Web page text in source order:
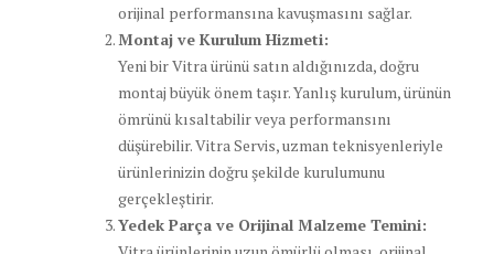
orijinal performansına kavuşmasını sağlar.
Montaj ve Kurulum Hizmeti:
Yeni bir Vitra ürünü satın aldığınızda, doğru
montaj büyük önem taşır. Yanlış kurulum, ürünün
ömrünü kısaltabilir veya performansını
düşürebilir. Vitra Servis, uzman teknisyenleriyle
ürünlerinizin doğru şekilde kurulumunu
gerçekleştirir.
Yedek Parça ve Orijinal Malzeme Temini: